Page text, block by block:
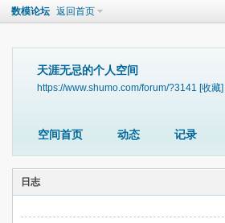
数模论坛 返回首页
天涯无忌的个人空间
https://www.shumo.com/forum/?3141 [收藏]
空间首页 动态 记录
日志